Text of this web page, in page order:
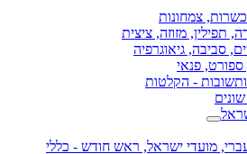
צמחונות
תפילין, מזוזה, ציצית
סביבה, גיאוגרפיה
ספורט, פנאי
- הקלטות
מועדי ישראל, ראש חודש - כללי